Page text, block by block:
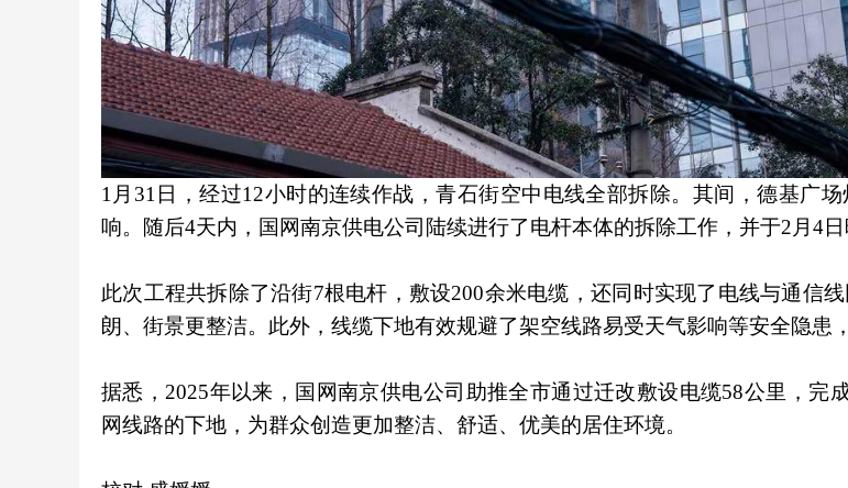
1月31日，经过12小时的连续作战，青石街空中电线全部拆除。其间，德基广
响。随后4天内，国网南京供电公司陆续进行了电杆本体的拆除工作，并于2月4日
此次工程共拆除了沿街7根电杆，敷设200余米电缆，还同时实现了电线与通信
朗、街景更整洁。此外，线缆下地有效规避了架空线路易受天气影响等安全隐患
据悉，2025年以来，国网南京供电公司助推全市通过迁改敷设电缆58公里，完
网线路的下地，为群众创造更加整洁、舒适、优美的居住环境。